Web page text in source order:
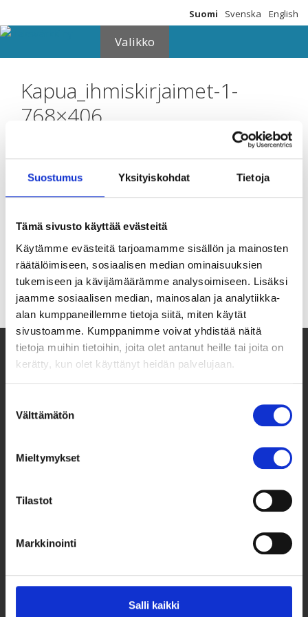
Suostumus Yksityiskohdat Tietoja
Tämä sivusto käyttää evästeitä
Käytämme evästeitä tarjoamamme sisällön ja mainosten
räätälöimiseen, sosiaalisen median ominaisuuksien
tukemiseen ja kävijämäärämme analysoimiseen. Lisäksi
jaamme sosiaalisen median, mainosalan ja analytiikka-
alan kumppaneillemme tietoja siitä, miten käytät
sivustoamme. Kumppanimme voivat yhdistää näitä
tietoja muihin tietoihin, joita olet antanut heille tai joita on
kerätty, kun olet käyttänyt heidän palvelujaan.
valinta
Välttämätön
Mieltymykset
Tilastot
Markkinointi
Salli kaikki
sisältöön
Suomi Svenska English
Valikko
Kapua_ihmiskirjaimet-1-
768×406
Jätä kommentti
Sinun täytyy kirjautua sisään
kommentoidaksesi.
Taksvärkki ry
00530 Helsinki
050 341 5507
Taksvärkki-keräys
Uutiskirje